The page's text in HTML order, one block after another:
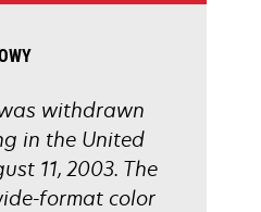
withdrawn
in the United
11, 2003. The
format color